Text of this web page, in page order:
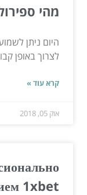
מהי
היום ניתן
לצרוך באופן
קרא עוד »
אוק 05, 2018
1xbet